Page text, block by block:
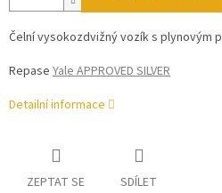
Čelní vysokozdvižný vozík s plynovým
Repase Yale APPROVED SILVER
Detailní informace
ZEPTAT SE SDÍLET